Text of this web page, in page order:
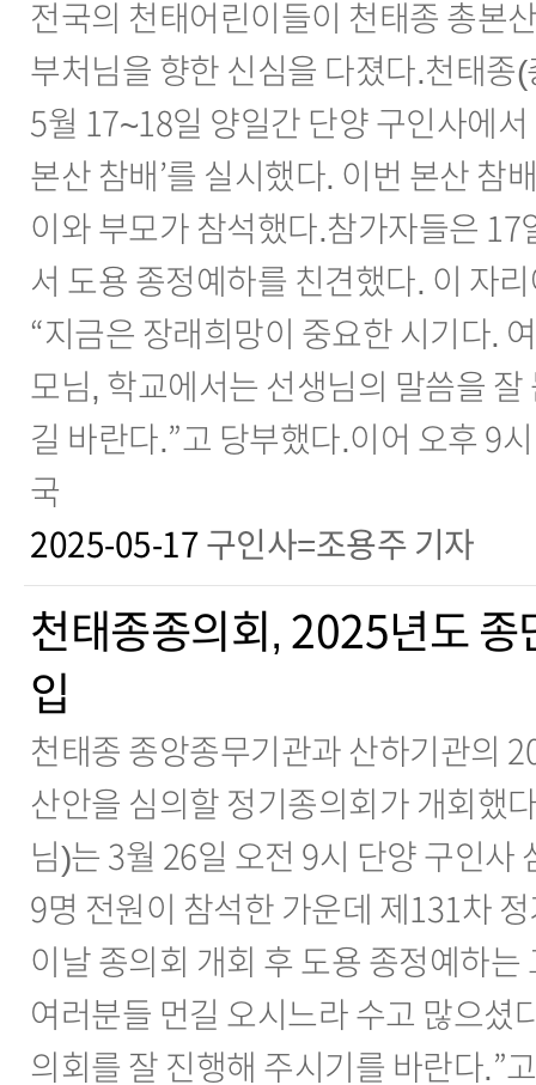
전국의 천태어린이들이 천태종 총본
부처님을 향한 신심을 다졌다.천태종
5월 17~18일 양일간 단양 구인사에서
본산 참배’를 실시했다. 이번 본산 참
이와 부모가 참석했다.참가자들은 17
서 도용 종정예하를 친견했다. 이 자
“지금은 장래희망이 중요한 시기다.
모님, 학교에서는 선생님의 말씀을 잘
길 바란다.”고 당부했다.이어 오후 9
국
2025-05-17 구인사=조용주 기자
천태종종의회, 2025년도 종
입
천태종 종앙종무기관과 산하기관의
산안을 심의할 정기종의회가 개회했
님)는 3월 26일 오전 9시 단양 구인사
9명 전원이 참석한 가운데 제131차
이날 종의회 개회 후 도용 종정예하는
여러분들 먼길 오시느라 수고 많으셨
의회를 잘 진행해 주시기를 바란다.”